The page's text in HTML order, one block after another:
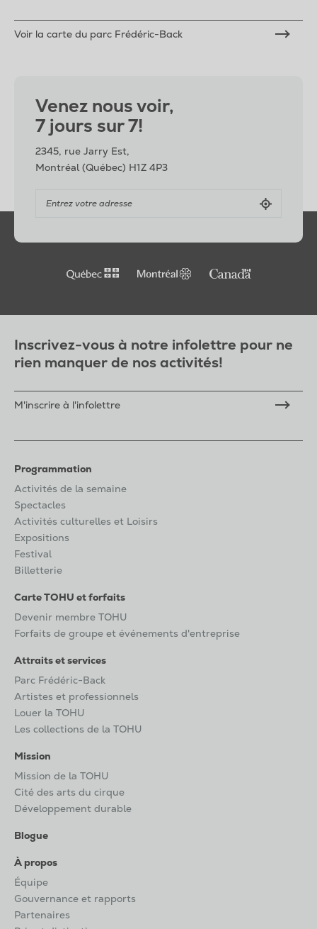
Voir la carte du parc Frédéric-Back
Venez nous voir,
7 jours sur 7!
2345, rue Jarry Est,
Montréal (Québec) H1Z 4P3
Inscrivez-vous à notre infolettre pour ne
rien manquer de nos activités!
M'inscrire à l'infolettre
Programmation
Activités de la semaine
Spectacles
Activités culturelles et Loisirs
Expositions
Festival
Billetterie
Carte TOHU et forfaits
Devenir membre TOHU
Forfaits de groupe et événements d'entreprise
Attraits et services
Parc Frédéric-Back
Artistes et professionnels
Louer la TOHU
Les collections de la TOHU
Mission
Mission de la TOHU
Cité des arts du cirque
Développement durable
Blogue
À propos
Équipe
Gouvernance et rapports
Partenaires